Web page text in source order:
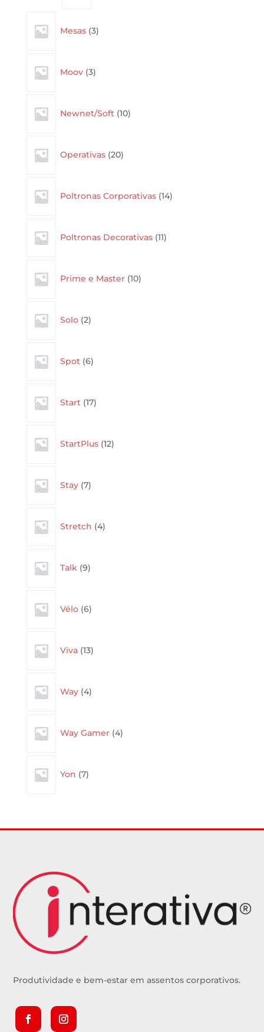
Mesas 3products
Moov 3products
Newnet/Soft 10products
Operativas 20products
Poltronas Corporativas 14products
Poltronas Decorativas 11products
Prime e Master 10products
Solo 2products
Spot 6products
Start 17products
StartPlus 12products
Stay 7products
Stretch 4products
Talk 9products
Vélo 6products
Viva 13products
Way 4products
Way Gamer 4products
Yon 7products
Produtividade e bem-estar em assentos corporativos.